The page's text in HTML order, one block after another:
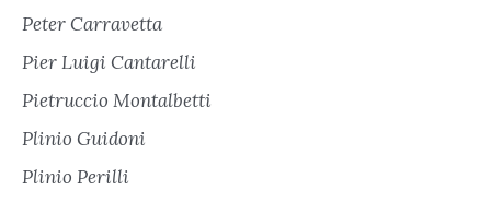
Peter Carravetta
Pier Luigi Cantarelli
Pietruccio Montalbetti
Plinio Guidoni
Plinio Perilli